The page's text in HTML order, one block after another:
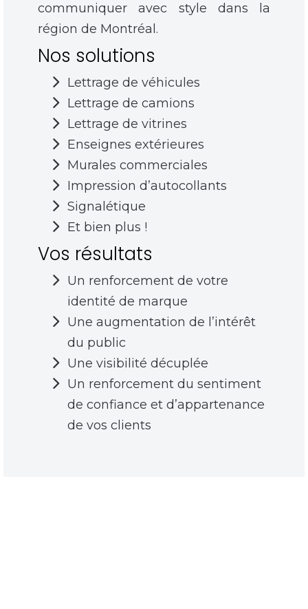
communiquer avec style dans la
région de Montréal.
Nos solutions
Lettrage de véhicules
Lettrage de camions
Lettrage de vitrines
Enseignes extérieures
Murales commerciales
Impression d’autocollants
Signalétique
Et bien plus !
Vos résultats
Un renforcement de votre
identité de marque
Une augmentation de l’intérêt
du public
Une visibilité décuplée
Un renforcement du sentiment
de confiance et d’appartenance
de vos clients